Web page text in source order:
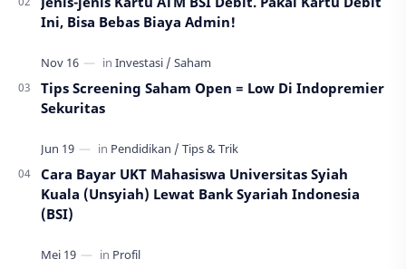
Ini, Bisa Bebas Biaya Admin!
Tips Screening Saham Open = Low Di Indopremier
Sekuritas
Cara Bayar UKT Mahasiswa Universitas Syiah
Kuala (Unsyiah) Lewat Bank Syariah Indonesia
(BSI)